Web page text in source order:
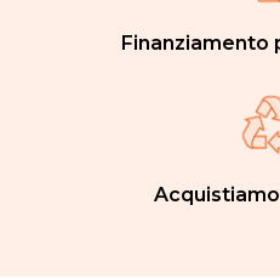
Finanziamento